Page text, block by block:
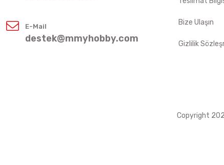
E-Mail
destek@mmyhobby.com
Bize Ulaşın
Gizlilik
Copyright